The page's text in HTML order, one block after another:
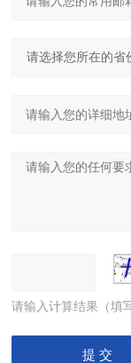
请输入计算结果（填